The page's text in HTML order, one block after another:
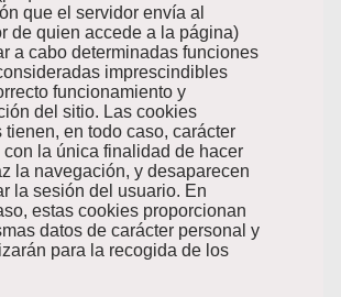
que el servidor envía al
de quien accede a la página)
a cabo determinadas funciones
imprescindibles
funcionamiento y
del sitio. Las cookies
tienen, en todo caso, carácter
con la única finalidad de hacer
la navegación, y desaparecen
la sesión del usuario. En
estas cookies proporcionan
datos de carácter personal y
para la recogida de los